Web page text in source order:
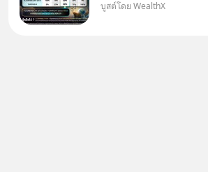
คนใช้ WealthX ถามเ
บูสต์โดย WealthX